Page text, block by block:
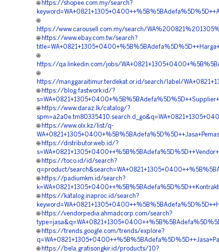
🌐 https://shopee.com.my/search?
🌐
https://www.carousell.com.my/search/
🌐 https://www.ebay.com.tw/search?
🌐
https://qa.linkedin.com/jobs/
🌐
https://manggaraitimur.terdekat.or.id/search/label/
🌐 https://blog.fastwork.id/?
🌐 https://www.daraz.lk/catalog/?
🌐 https://www.olx.kz/list/q-
🌐 https://distributor.web.id/?
🌐 https://toco.id/id/search?
q=product/
🌐 https://padiumkm.id/search?
🌐 https://katalog.inaproc.id/search?
🌐 https://vendorpedia.ahmadcorp.com/search?
🌐 https://trends.google.com/trends/explore?
🌐 https://bela.gratisongkir.id/products/10?